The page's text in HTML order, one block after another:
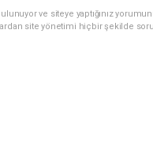
ve siteye yaptığınız
site yönetimi hiçbir şekilde